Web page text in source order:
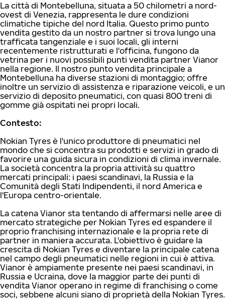
La città di Montebelluna, situata a 50 chilometri a nord-
ovest di Venezia, rappresenta le dure condizioni
climatiche tipiche del nord Italia. Questo primo punto
vendita gestito da un nostro partner si trova lungo una
trafficata tangenziale e i suoi locali, gli interni
recentemente ristrutturati e l'officina, fungono da
vetrina per i nuovi possibili punti vendita partner Vianor
nella regione. Il nostro punto vendita principale a
Montebelluna ha diverse stazioni di montaggio; offre
inoltre un servizio di assistenza e riparazione veicoli, e un
servizio di deposito pneumatici, con quasi 800 treni di
gomme già ospitati nei propri locali.
Contesto:
Nokian Tyres è l'unico produttore di pneumatici nel
mondo che si concentra su prodotti e servizi in grado di
favorire una guida sicura in condizioni di clima invernale.
La società concentra la propria attività su quattro
mercati principali: i paesi scandinavi, la Russia e la
Comunità degli Stati Indipendenti, il nord America e
l'Europa centro-orientale.
La catena Vianor sta tentando di affermarsi nelle aree di
mercato strategiche per Nokian Tyres ed espandere il
proprio franchising internazionale e la propria rete di
partner in maniera accurata. L'obiettivo è guidare la
crescita di Nokian Tyres e diventare la principale catena
nel campo degli pneumatici nelle regioni in cui è attiva.
Vianor è ampiamente presente nei paesi scandinavi, in
Russia e Ucraina, dove la maggior parte dei punti di
vendita Vianor operano in regime di franchising o come
soci, sebbene alcuni siano di proprietà della Nokian Tyres.